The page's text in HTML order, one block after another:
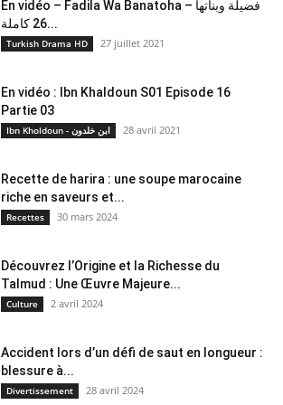
En vidéo – Fadila Wa Banatoha – فضيلة وبناتها
26 كاملة...
Turkish Drama HD 27 juillet 2021
En vidéo : Ibn Khaldoun S01 Episode 16
Partie 03
Ibn Kholdoun - ابن خلدون 28 avril 2021
Recette de harira : une soupe marocaine
riche en saveurs et...
Recettes 30 mars 2024
Découvrez l’Origine et la Richesse du
Talmud : Une Œuvre Majeure...
Culture 2 avril 2024
Accident lors d’un défi de saut en longueur :
blessure à...
Divertissement 28 avril 2024